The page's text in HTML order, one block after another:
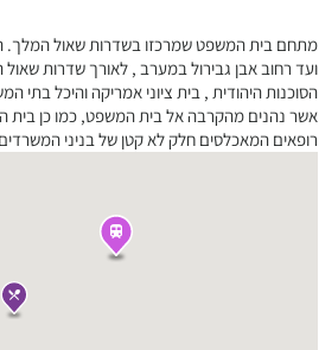
מתחם בית המשפט שמרכזו בשדרות שאול המלך.
ועד רחוב אבן גבירול במערב , לאורך שדרות שאול
הסוכנות היהודית , בית ציוני אמריקה והיכל בתי
אשר נהנים מהקרבה אל בית המשפט, כמו כן בית
רופאים המאכלסים חלק לא קטן של בניני